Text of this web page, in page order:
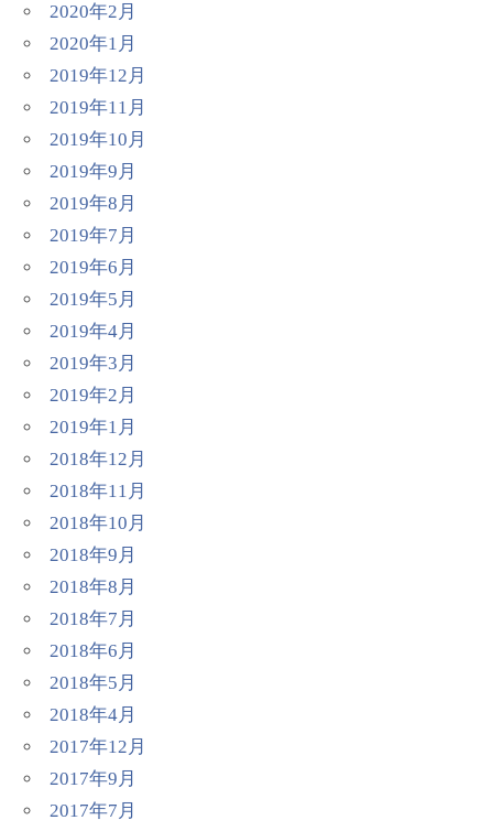
2020年2月
2020年1月
2019年12月
2019年11月
2019年10月
2019年9月
2019年8月
2019年7月
2019年6月
2019年5月
2019年4月
2019年3月
2019年2月
2019年1月
2018年12月
2018年11月
2018年10月
2018年9月
2018年8月
2018年7月
2018年6月
2018年5月
2018年4月
2017年12月
2017年9月
2017年7月